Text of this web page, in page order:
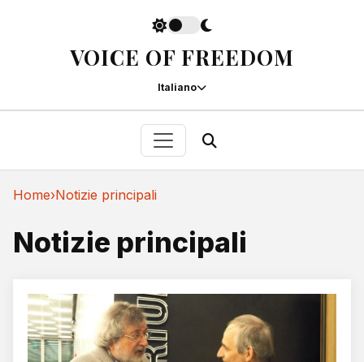
VOICE OF FREEDOM
Italiano
Home›Notizie principali
Notizie principali